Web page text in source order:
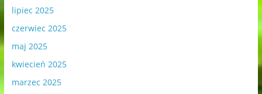
lipiec 2025
czerwiec 2025
maj 2025
kwiecień 2025
marzec 2025